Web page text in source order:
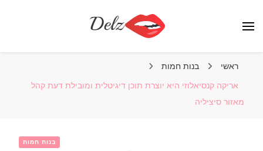
ראשי בנות חמות
אריקה קנסיאלוזי היא יוצרת תוכן דיגיטלית ומובילת דעת קהל
מאזור סיציליה
בנות חמות